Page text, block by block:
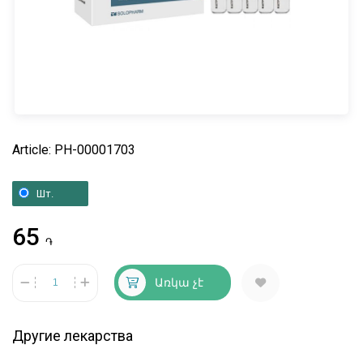
Article: PH-00001703
Шт.
65 ֏
Առկա չէ
Другие лекарства